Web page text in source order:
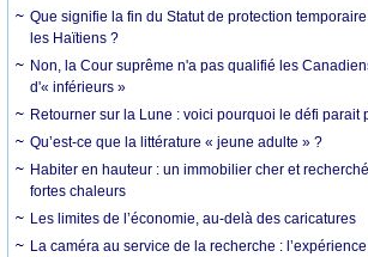
Que signifie la fin du Statut de protection
les Haïtiens ?
Non, la Cour suprême n'a pas qualifié les
d'« inférieurs »
Retourner sur la Lune : voici pourquoi le défi parait
Qu’est-ce que la littérature « jeune adulte » ?
Habiter en hauteur : un immobilier cher et
fortes chaleurs
Les limites de l’économie, au-delà des caricatures
La caméra au service de la recherche :